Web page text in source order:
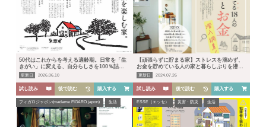
50代はこれからを考える適齢期。日常を「生
きがい」に変える、自分らしさを100％詰め
込んだ理想の暮らし
更新日 2026.06.10
試し読み 後で読む 購入する
【頑張らずに貯まる家】ストレスを溜めず、
お金を貯めている人の家と暮らしぶりを潜入
調査！
更新日 2024.07.26
試し読み 後で読む 購入する
フィガロジャポン(madame FIGARO japon) 生活 ESSE（エッセ） 災害・防災 生活